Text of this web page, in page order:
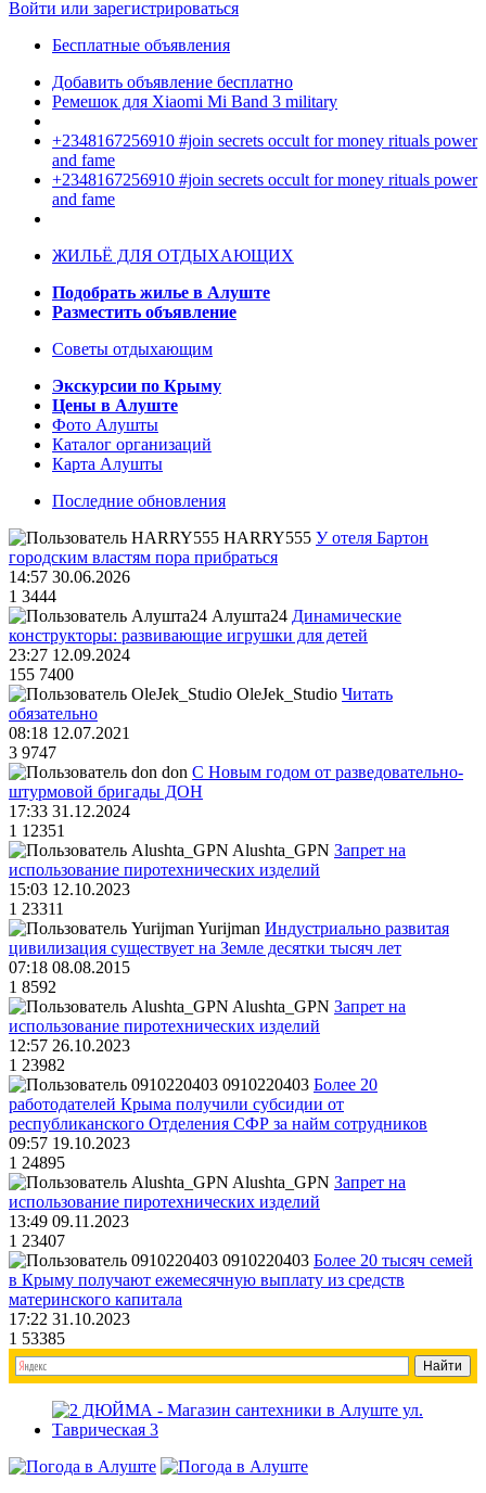
Войти или зарегистрироваться
Бесплатные объявления
Добавить объявление бесплатно
Ремешок для Xiaomi Mi Band 3 military
+2348167256910 #join secrets occult for money rituals power
and fame
+2348167256910 #join secrets occult for money rituals power
and fame
ЖИЛЬЁ ДЛЯ ОТДЫХАЮЩИХ
Подобрать жилье в Алуште
Разместить объявление
Советы отдыхающим
Экскурсии по Крыму
Цены в Алуште
Фото Алушты
Каталог организаций
Карта Алушты
Последние обновления
HARRY555 У отеля Бартон
городским властям пора прибраться
14:57 30.06.2026
1 3444
Алушта24 Динамические
конструкторы: развивающие игрушки для детей
23:27 12.09.2024
155 7400
OleJek_Studio Читать
обязательно
08:18 12.07.2021
3 9747
don С Новым годом от разведовательно-
штурмовой бригады ДОН
17:33 31.12.2024
1 12351
Alushta_GPN Запрет на
использование пиротехнических изделий
15:03 12.10.2023
1 23311
Yurijman Индустриально развитая
цивилизация существует на Земле десятки тысяч лет
07:18 08.08.2015
1 8592
Alushta_GPN Запрет на
использование пиротехнических изделий
12:57 26.10.2023
1 23982
0910220403 Более 20
работодателей Крыма получили субсидии от
республиканского Отделения СФР за найм сотрудников
09:57 19.10.2023
1 24895
Alushta_GPN Запрет на
использование пиротехнических изделий
13:49 09.11.2023
1 23407
0910220403 Более 20 тысяч семей
в Крыму получают ежемесячную выплату из средств
материнского капитала
17:22 31.10.2023
1 53385